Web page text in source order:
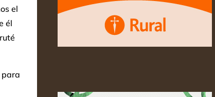
el
él
para